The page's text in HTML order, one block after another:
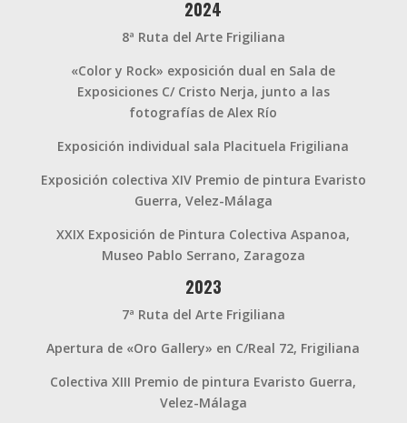
2024
8ª Ruta del Arte Frigiliana
«Color y Rock» exposición dual en Sala de
Exposiciones C/ Cristo Nerja, junto a las
fotografías de Alex Río
Exposición individual sala Placituela Frigiliana
Exposición colectiva XIV Premio de pintura Evaristo
Guerra, Velez-Málaga
XXIX Exposición de Pintura Colectiva Aspanoa,
Museo Pablo Serrano, Zaragoza
2023
7ª Ruta del Arte Frigiliana
Apertura de «Oro Gallery» en C/Real 72, Frigiliana
Colectiva XIII Premio de pintura Evaristo Guerra,
Velez-Málaga